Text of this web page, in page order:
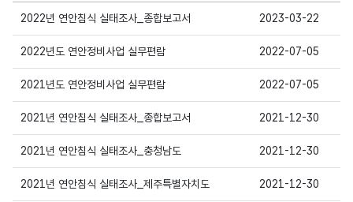
2022년 연안침식 실태조사_종합보고서 2023-03-22
2022년도 연안정비사업 실무편람상세보기 2022-07-05
2021년도 연안정비사업 실무편람상세보기 2022-07-05
2021년 연안침식 실태조사_종합보고서 2021-12-30
2021년 연안침식 실태조사_충청남도 2021-12-30
2021년 연안침식 실태조사_제주특별자치도 2021-12-30